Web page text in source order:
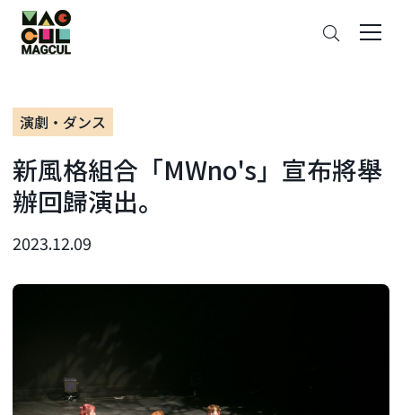
ン
テ
ン
に
ス
ッ
プ
演劇・ダンス
新風格組合「MWno's」宣布將舉
辦回歸演出。
2023.12.09